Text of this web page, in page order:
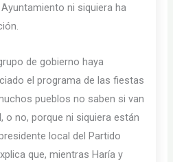
ni siquiera ha
de gobierno haya
el programa de las fiestas
pueblos no saben si van
o no, porque ni siquiera están
local del Partido
que, mientras Haría y